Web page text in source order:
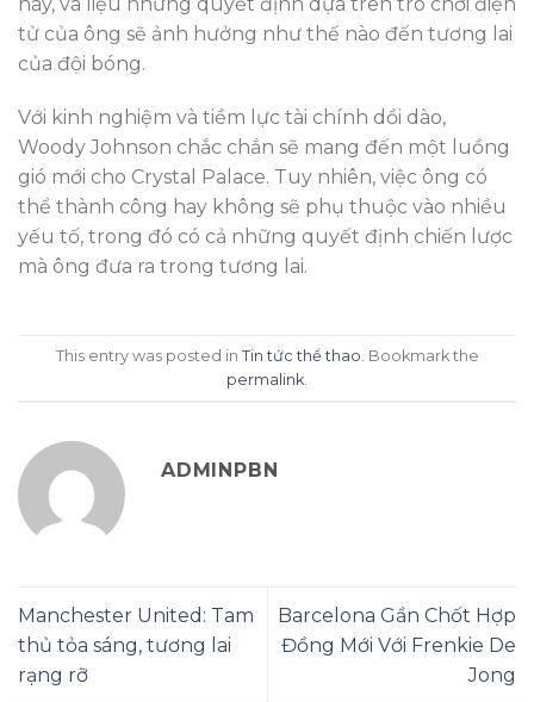
tử của ông sẽ ảnh hưởng như thế nào đến tương lai
của đội bóng.
Với kinh nghiệm và tiềm lực tài chính dồi dào,
Woody Johnson chắc chắn sẽ mang đến một luồng
gió mới cho Crystal Palace. Tuy nhiên, việc ông có
thể thành công hay không sẽ phụ thuộc vào nhiều
yếu tố, trong đó có cả những quyết định chiến lược
mà ông đưa ra trong tương lai.
This entry was posted in Tin tức thể thao . Bookmark the
permalink
ADMINPBN
Manchester United: Tam
thủ tỏa sáng, tương lai
rạng rỡ
Barcelona Gần Chốt Hợp
Đồng Mới Với Frenkie De
Jong